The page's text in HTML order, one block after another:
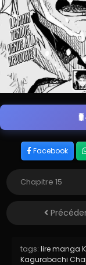
Facebook
tags: lire manga
Kagurabachi